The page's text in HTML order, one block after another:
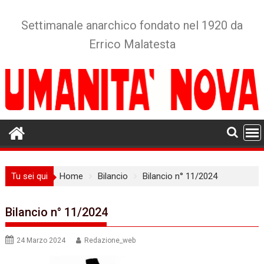
Settimanale anarchico fondato nel 1920 da
Errico Malatesta
Tu sei qui Home Bilancio Bilancio n° 11/2024
Bilancio n° 11/2024
24 Marzo 2024 Redazione_web